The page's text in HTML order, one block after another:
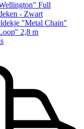
Full
- Zwart
"Metal Chain"
2,8 m